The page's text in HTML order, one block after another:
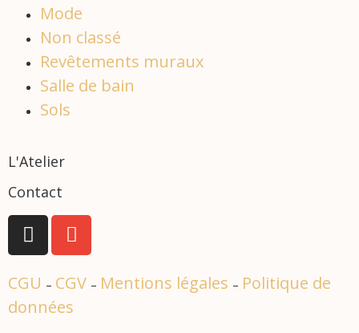
Mode
Non classé
Revêtements muraux
Salle de bain
Sols
L'Atelier
Contact
CGU – CGV – Mentions légales – Politique de
données